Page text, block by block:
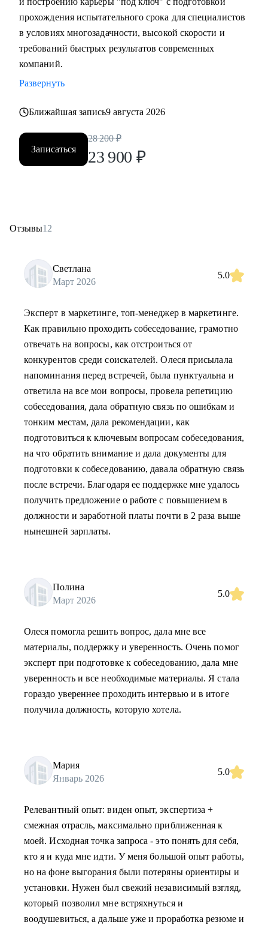
прохождения испытательного срока для специалистов
в условиях многозадачности, высокой скорости и
требований быстрых результатов современных
компаний.
Развернуть
Ближайшая запись9 августа 2026
Записаться
28 200 ₽
23 900 ₽
Отзывы12
Светлана
Март 2026
5.0
Эксперт в маркетинге, топ-менеджер в маркетинге.
Как правильно проходить собеседование, грамотно
отвечать на вопросы, как отстроиться от
конкурентов среди соискателей. Олеся присылала
напоминания перед встречей, была пунктуальна и
ответила на все мои вопросы, провела репетицию
собеседования, дала обратную связь по ошибкам и
тонким местам, дала рекомендации, как
подготовиться к ключевым вопросам собеседования,
на что обратить внимание и дала документы для
подготовки к собеседованию, давала обратную связь
после встречи. Благодаря ее поддержке мне удалось
получить предложение о работе с повышением в
должности и заработной платы почти в 2 раза выше
нынешней зарплаты.
Полина
Март 2026
5.0
Олеся помогла решить вопрос, дала мне все
материалы, поддержку и уверенность. Очень помог
эксперт при подготовке к собеседованию, дала мне
уверенность и все необходимые материалы. Я стала
гораздо увереннее проходить интервью и в итоге
получила должность, которую хотела.
Мария
Январь 2026
5.0
Релевантный опыт: виден опыт, экспертиза +
смежная отрасль, максимально приближенная к
моей. Исходная точка запроса - это понять для себя,
кто я и куда мне идти. У меня большой опыт работы,
но на фоне выгорания были потеряны ориентиры и
установки. Нужен был свежий независимый взгляд,
который позволил мне встряхнуться и
воодушевиться, а дальше уже и проработка резюме и